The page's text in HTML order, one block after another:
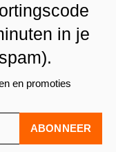
in je
en promoties
ABONNEER